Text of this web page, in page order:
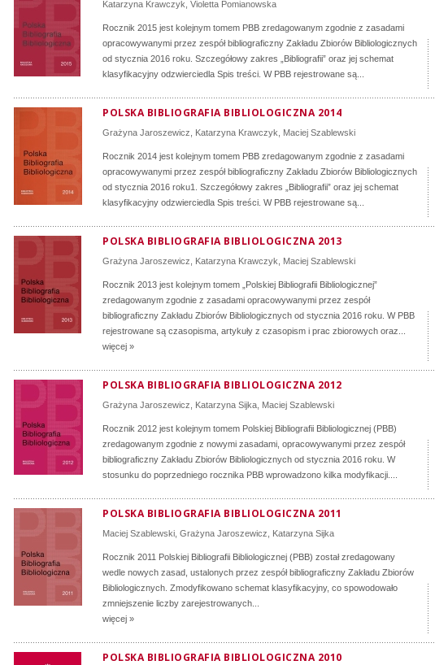
Katarzyna Krawczyk Violetta Pomianowska
Rocznik 2015 jest kolejnym tomem PBB zredagowanym zgodnie z zasadami
opracowywanymi przez zespół bibliograficzny Zakładu Zbiorów Bibliologicznych
od stycznia 2016 roku. Szczegółowy zakres „Bibliografii” oraz jej schemat
klasyfikacyjny odzwierciedla Spis treści. W PBB rejestrowane są...
POLSKA BIBLIOGRAFIA BIBLIOLOGICZNA 2014
Grażyna Jaroszewicz Katarzyna Krawczyk Maciej Szablewski
Rocznik 2014 jest kolejnym tomem PBB zredagowanym zgodnie z zasadami
opracowywanymi przez zespół bibliograficzny Zakładu Zbiorów Bibliologicznych
od stycznia 2016 roku1. Szczegółowy zakres „Bibliografii” oraz jej schemat
klasyfikacyjny odzwierciedla Spis treści. W PBB rejestrowane są...
POLSKA BIBLIOGRAFIA BIBLIOLOGICZNA 2013
Grażyna Jaroszewicz Katarzyna Krawczyk Maciej Szablewski
Rocznik 2013 jest kolejnym tomem „Polskiej Bibliografii Bibliologicznej”
zredagowanym zgodnie z zasadami opracowywanymi przez zespół
bibliograficzny Zakładu Zbiorów Bibliologicznych od stycznia 2016 roku. W PBB
rejestrowane są czasopisma, artykuły z czasopism i prac zbiorowych oraz...
więcej »
POLSKA BIBLIOGRAFIA BIBLIOLOGICZNA 2012
Grażyna Jaroszewicz Katarzyna Sijka Maciej Szablewski
Rocznik 2012 jest kolejnym tomem Polskiej Bibliografii Bibliologicznej (PBB)
zredagowanym zgodnie z nowymi zasadami, opracowywanymi przez zespół
bibliograficzny Zakładu Zbiorów Bibliologicznych od stycznia 2016 roku. W
stosunku do poprzedniego rocznika PBB wprowadzono kilka modyfikacji....
POLSKA BIBLIOGRAFIA BIBLIOLOGICZNA 2011
Maciej Szablewski Grażyna Jaroszewicz Katarzyna Sijka
Rocznik 2011 Polskiej Bibliografii Bibliologicznej (PBB) został zredagowany
wedle nowych zasad, ustalonych przez zespół bibliograficzny Zakładu Zbiorów
Bibliologicznych. Zmodyfikowano schemat klasyfikacyjny, co spowodowało
zmniejszenie liczby zarejestrowanych...
więcej »
POLSKA BIBLIOGRAFIA BIBLIOLOGICZNA 2010